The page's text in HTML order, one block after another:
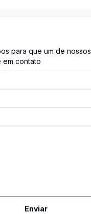
para que um de nossos
em contato
Enviar